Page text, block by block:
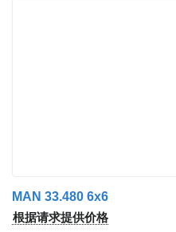
MAN 33.480 6x6
根据请求提供价格